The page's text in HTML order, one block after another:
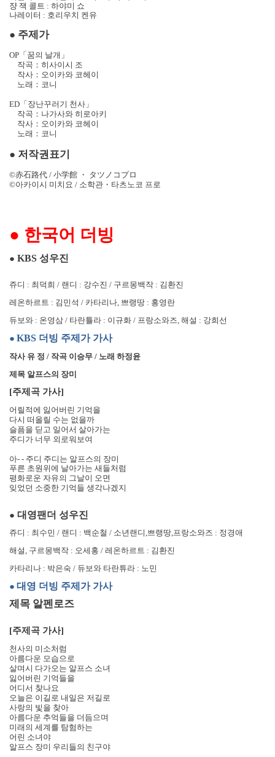
쟝 잭 콜트 : 하야미 쇼
나레이터 : 호리우치 켄유
● 주제가
OP 「꿈의 날개」
작곡：히사이시 조
작사：오이카와 코헤이
노래：코니
ED 「장난꾸러기 천사」
작곡：나가사와 히로아키
작사：오이카와 코헤이
노래：코니
● 저작권표기
©赤石路代 / 小学館 ・ タツノコプロ
©아카이시 미치요 / 소학관 ・ 타츠노코 프로
● 한국어 더빙
● KBS 성우진
쥬디 : 최덕희 / 랜디 : 강수진 / 구르몽백작 : 김환진
레온하르트 : 김민석 / 카타리나, 쁘랭땅 : 홍영란
듀보와 : 온영삼 / 타란튤라 : 이규화 / 프랑소와즈, 해설 : 강희선
● KBS 더빙 주제가 가사
작사 유 정 / 작곡 이승무 / 노래 하정윤
제목 알프스의 장미
[주제곡 가사]
어릴적에 잃어버린 기억을
다시 떠올릴 수는 없을까
슬픔을 딛고 일어서 살아가는
주디가 너무 외로워보여
아- - 주디 주디는 알프스의 장미
푸른 초원위에 날아가는 새들처럼
평화로운 자유의 그날이 오면
잊었던 소중한 기억들 생각나겠지
● 대영팬더 성우진
쥬디 : 최수민 / 랜디 : 백순철 / 소년랜디,쁘랭땅,프랑소와즈 : 정경애
해설, 구르몽백작 : 오세홍 / 레온하르트 : 김환진
카타리나 : 박은숙 / 듀보와 타란튜라 : 노민
● 대영 더빙 주제가 가사
제목 알펜로즈
[주제곡 가사]
천사의 미소처럼
아름다운 모습으로
살며시 다가오는 알프스 소녀
잃어버린 기억들을
어디서 찾나요
오늘은 이길로 내일은 저길로
사랑의 빛을 찾아
아름다운 추억들을 더듬으며
미래의 세계를 탐험하는
어린 소녀야
알프스 장미 우리들의 친구야